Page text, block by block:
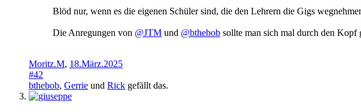
Blöd nur, wenn es die eigenen Schüler sind, die den Lehrern die Gigs
Die Anregungen von @JTM und @bthebob sollte man sich mal durch den Kopf
Moritz.M, 18.März.2025
#42
bthebob, Gerrie und Rick gefällt das.